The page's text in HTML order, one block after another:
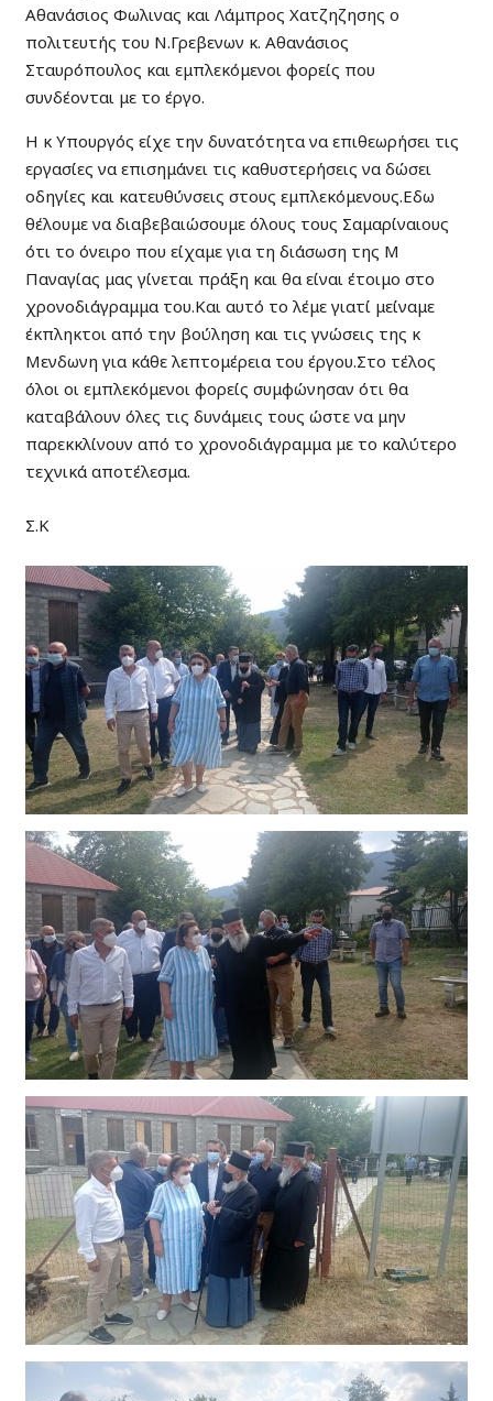
Αθανάσιος Φωλινας και Λάμπρος Χατζηζησης ο
πολιτευτής του Ν.Γρεβενων κ. Αθανάσιος
Σταυρόπουλος και εμπλεκόμενοι φορείς που
συνδέονται με το έργο.
Η κ Υπουργός είχε την δυνατότητα να επιθεωρήσει τις
εργασίες να επισημάνει τις καθυστερήσεις να δώσει
οδηγίες και κατευθύνσεις στους εμπλεκόμενους.Εδω
θέλουμε να διαβεβαιώσουμε όλους τους Σαμαρίναιους
ότι το όνειρο που είχαμε για τη διάσωση της Μ
Παναγίας μας γίνεται πράξη και θα είναι έτοιμο στο
χρονοδιάγραμμα του.Και αυτό το λέμε γιατί μείναμε
έκπληκτοι από την βούληση και τις γνώσεις της κ
Μενδωνη για κάθε λεπτομέρεια του έργου.Στο τέλος
όλοι οι εμπλεκόμενοι φορείς συμφώνησαν ότι θα
καταβάλουν όλες τις δυνάμεις τους ώστε να μην
παρεκκλίνουν από το χρονοδιάγραμμα με το καλύτερο
τεχνικά αποτέλεσμα.
Σ.Κ